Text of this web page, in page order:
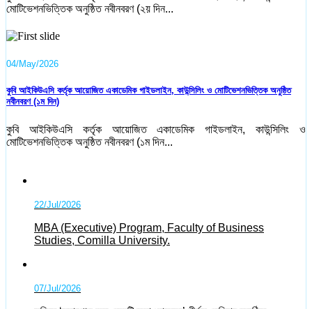
মোটিভেশনভিত্তিক অনুষ্ঠিত নবীনবরণ (২য় দিন...
04/May/2026
কুবি আইকিউএসি কর্তৃক আয়োজিত একাডেমিক গাইডলাইন, কাউন্সিলিং ও মোটিভেশনভিত্তিক অনুষ্ঠিত
নবীনবরণ (১ম দিন)
কুবি আইকিউএসি কর্তৃক আয়োজিত একাডেমিক গাইডলাইন, কাউন্সিলিং ও
মোটিভেশনভিত্তিক অনুষ্ঠিত নবীনবরণ (১ম দিন...
22/Jul/2026
MBA (Executive) Program, Faculty of Business
Studies, Comilla University.
07/Jul/2026